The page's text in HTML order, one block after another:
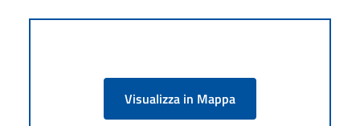
Visualizza in Mappa